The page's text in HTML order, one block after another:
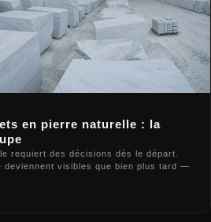
en pierre naturelle : la
requiert des décisions dès le départ.
deviennent visibles que bien plus tard —